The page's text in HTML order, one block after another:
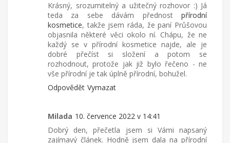
Krásný, srozumitelný a užitečný rozhovor :) Já
teda za sebe dávám přednost přírodní
kosmetice, takže jsem ráda, že paní Průšovou
objasnila některé věci okolo ní. Chápu, že ne
každý se v přírodní kosmetice najde, ale je
dobré přečíst si složení a potom se
rozhodnout, protože jak již bylo řečeno - ne
vše přírodní je tak úplně přírodní, bohužel.
Odpovědět Vymazat
Milada 10. července 2022 v 14:41
Dobrý den, přečetla jsem si Vámi napsaný
zajímavý článek. Hodně jsem dala na přírodní